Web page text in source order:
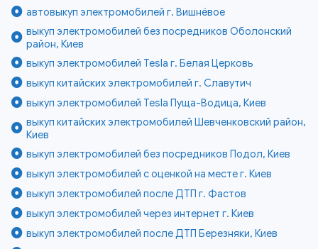
автовыкуп электромобилей г. Вишнёвое
выкуп электромобилей без посредников Оболонский
район, Киев
выкуп электромобилей Tesla г. Белая Церковь
выкуп китайских электромобилей г. Славутич
выкуп электромобилей Tesla Пуща-Водица, Киев
выкуп китайских электромобилей Шевченковский район,
Киев
выкуп электромобилей без посредников Подол, Киев
выкуп электромобилей с оценкой на месте г. Киев
выкуп электромобилей после ДТП г. Фастов
выкуп электромобилей через интернет г. Киев
выкуп электромобилей после ДТП Березняки, Киев